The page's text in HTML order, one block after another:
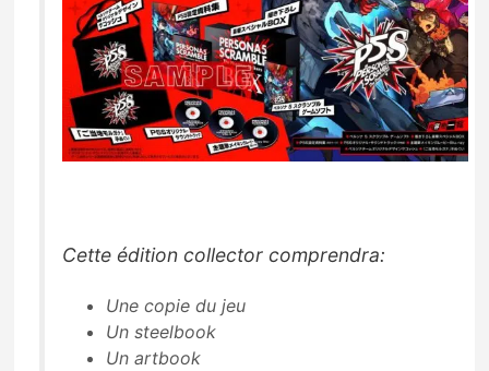
Cette édition collector comprendra:
Une copie du jeu
Un steelbook
Un artbook